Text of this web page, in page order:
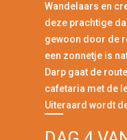
Wandelaars en
deze prachtige
gewoon door de
een zonnetje is
Darp gaat de
cafetaria met de
Uiteraard wordt